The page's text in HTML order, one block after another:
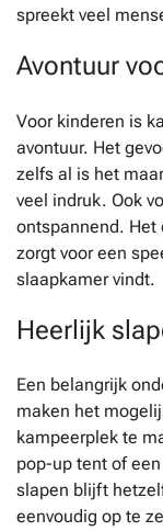
spreekt veel
Avontuur
Voor kinderen is
avontuur. Het
zelfs al is het
veel indruk. Ook
ontspannend. Het
zorgt voor een
slaapkamer vindt.
Heerlijk
Een belangrijk
maken het
kampeerplek te
pop-up tent of
slapen blijft
eenvoudig op te